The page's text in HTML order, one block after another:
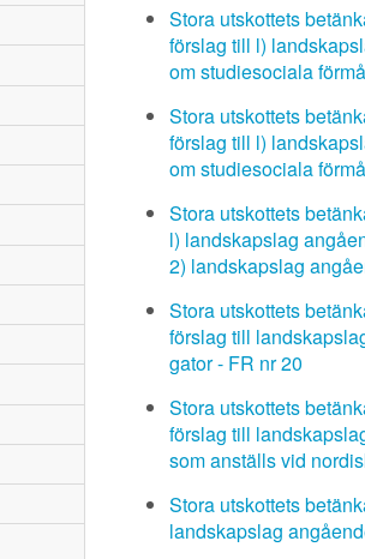
Stora utskottets
förslag till l)
om studiesociala
Stora utskottets
förslag till l)
om studiesociala
Stora utskottets
l) landskapslag
2) landskapslag
Stora utskottets
förslag till
gator - FR nr 20
Stora utskottets
förslag till
som anställs vid
Stora utskottets
landskapslag